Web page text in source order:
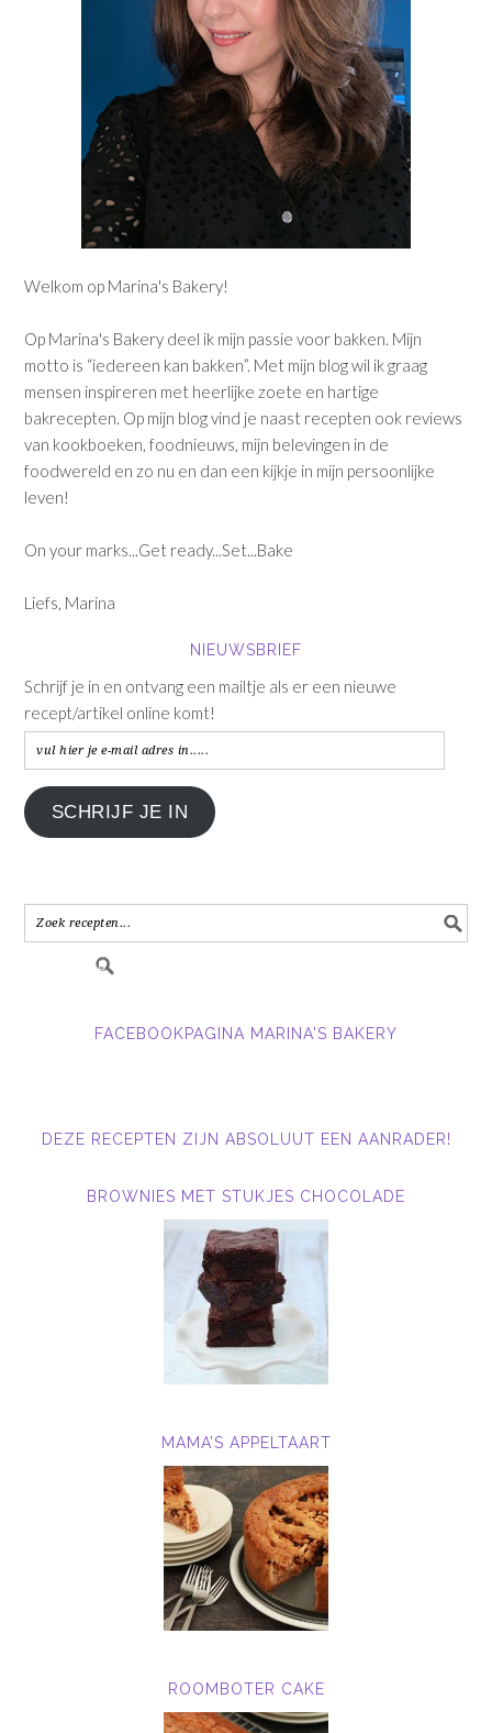
Welkom op Marina's Bakery!
Op Marina's Bakery deel ik mijn passie voor bakken. Mijn
motto is “iedereen kan bakken”. Met mijn blog wil ik graag
mensen inspireren met heerlijke zoete en hartige
bakrecepten. Op mijn blog vind je naast recepten ook reviews
van kookboeken, foodnieuws, mijn belevingen in de
foodwereld en zo nu en dan een kijkje in mijn persoonlijke
leven!
On your marks...Get ready...Set...Bake
Liefs, Marina
NIEUWSBRIEF
Schrijf je in en ontvang een mailtje als er een nieuwe
recept/artikel online komt!
vul
hier
je
e-
in.....
SCHRIJF JE IN
FACEBOOKPAGINA MARINA'S BAKERY
DEZE RECEPTEN ZIJN ABSOLUUT EEN AANRADER!
BROWNIES MET STUKJES CHOCOLADE
MAMA’S APPELTAART
ROOMBOTER CAKE